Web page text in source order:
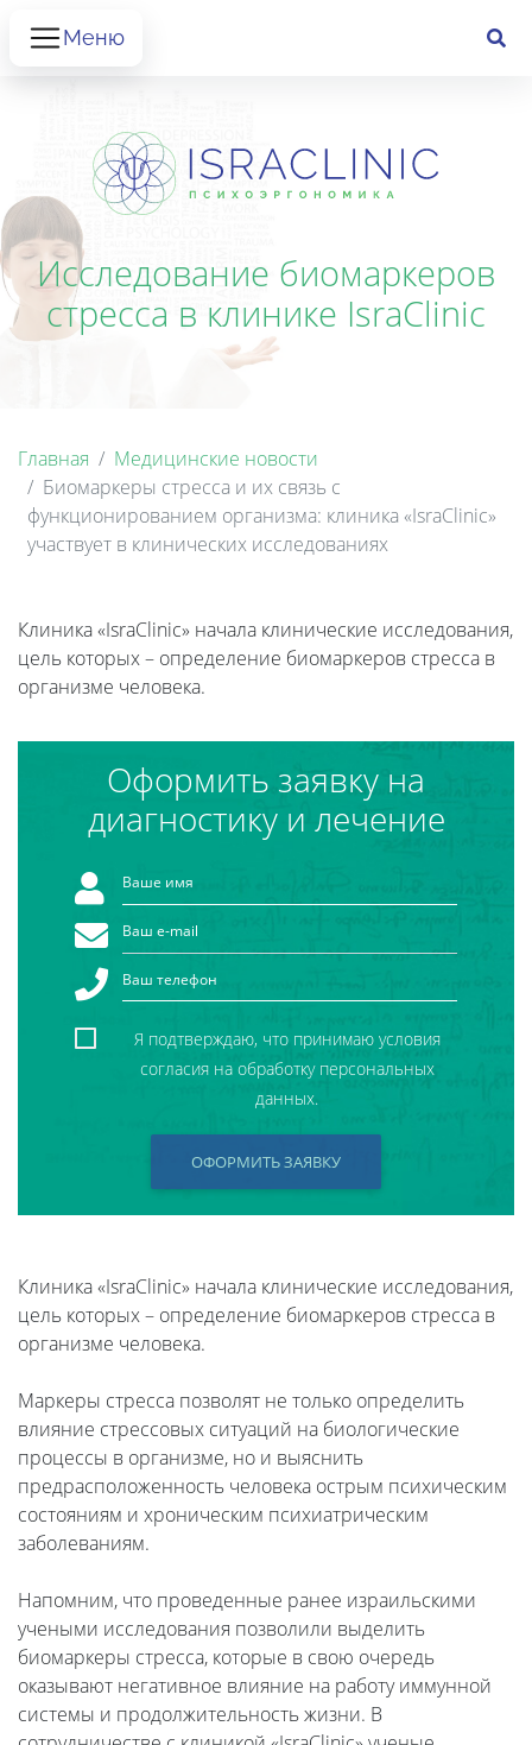
Меню
Исследование биомаркеров
стресса в клинике IsraClinic
Главная
Медицинские новости
Биомаркеры стресса и их связь с
функционированием организма: клиника «IsraClinic»
участвует в клинических исследованиях
Клиника «IsraClinic» начала клинические исследования,
цель которых – определение биомаркеров стресса в
организме человека.
Оформить заявку на
диагностику и лечение
Я подтверждаю, что принимаю условия
согласия на обработку персональных
данных.
ОФОРМИТЬ ЗАЯВКУ
Клиника «IsraClinic» начала клинические исследования,
цель которых – определение биомаркеров стресса в
организме человека.
Маркеры стресса позволят не только определить
влияние стрессовых ситуаций на биологические
процессы в организме, но и выяснить
предрасположенность человека острым психическим
состояниям и хроническим психиатрическим
заболеваниям.
Напомним, что проведенные ранее израильскими
учеными исследования позволили выделить
биомаркеры стресса, которые в свою очередь
оказывают негативное влияние на работу иммунной
системы и продолжительность жизни. В